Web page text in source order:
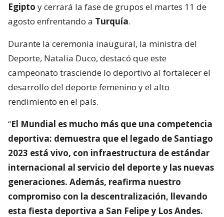
Egipto y cerrará la fase de grupos el martes 11 de
agosto enfrentando a Turquía.
Durante la ceremonia inaugural, la ministra del
Deporte, Natalia Duco, destacó que este
campeonato trasciende lo deportivo al fortalecer el
desarrollo del deporte femenino y el alto
rendimiento en el país.
“El Mundial es mucho más que una competencia
deportiva: demuestra que el legado de Santiago
2023 está vivo, con infraestructura de estándar
internacional al servicio del deporte y las nuevas
generaciones. Además, reafirma nuestro
compromiso con la descentralización, llevando
esta fiesta deportiva a San Felipe y Los Andes.